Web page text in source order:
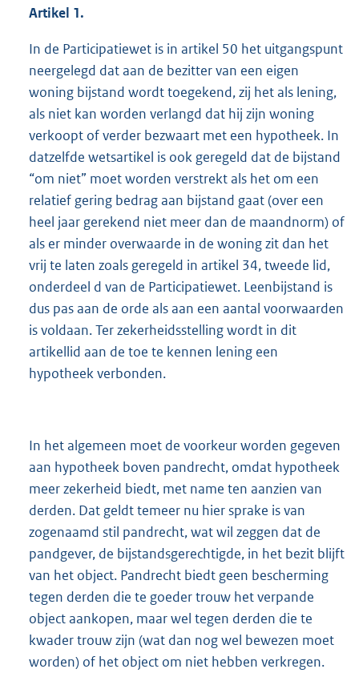
Artikel 1.
In de Participatiewet is in artikel 50 het uitgangspunt
neergelegd dat aan de bezitter van een eigen
woning bijstand wordt toegekend, zij het als lening,
als niet kan worden verlangd dat hij zijn woning
verkoopt of verder bezwaart met een hypotheek. In
datzelfde wetsartikel is ook geregeld dat de bijstand
“om niet” moet worden verstrekt als het om een
relatief gering bedrag aan bijstand gaat (over een
heel jaar gerekend niet meer dan de maandnorm) of
als er minder overwaarde in de woning zit dan het
vrij te laten zoals geregeld in artikel 34, tweede lid,
onderdeel d van de Participatiewet. Leenbijstand is
dus pas aan de orde als aan een aantal voorwaarden
is voldaan. Ter zekerheidsstelling wordt in dit
artikellid aan de toe te kennen lening een
hypotheek verbonden.
In het algemeen moet de voorkeur worden gegeven
aan hypotheek boven pandrecht, omdat hypotheek
meer zekerheid biedt, met name ten aanzien van
derden. Dat geldt temeer nu hier sprake is van
zogenaamd stil pandrecht, wat wil zeggen dat de
pandgever, de bijstandsgerechtigde, in het bezit blijft
van het object. Pandrecht biedt geen bescherming
tegen derden die te goeder trouw het verpande
object aankopen, maar wel tegen derden die te
kwader trouw zijn (wat dan nog wel bewezen moet
worden) of het object om niet hebben verkregen.